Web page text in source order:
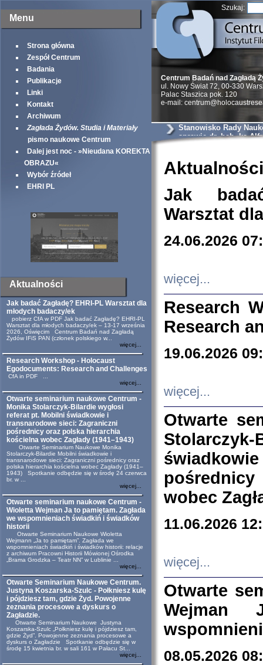
Menu
Strona główna
Zespół Centrum
Badania
Publikacje
Linki
Kontakt
Archiwum
Zagłada Żydów. Studia i Materiały
pismo naukowe Centrum
Dalej jest noc - »Nieudana KOREKTA
OBRAZU«
Wybór źródeł
EHRI PL
Aktualności
Jak badać Zagładę? EHRI-PL Warsztat dla
młodych badaczy/ek
pobierz CfA w PDF Jak badać Zagładę? EHRI-PL
Warsztat dla młodych badaczy/ek – 13-17 września
2026, Oświęcim Centrum Badań nad Zagładą
Żydów IFiS PAN (członek polskiego w...
więcej...
Research Workshop - Holocaust
Egodocuments: Research and Challenges
CfA in PDF ...
więcej...
Otwarte seminarium naukowe Centrum -
Monika Stolarczyk-Bilardie wygłosi
referat pt. Mobilni świadkowie i
transnarodowe sieci: Zagraniczni
pośrednicy oraz polska hierarchia
kościelna wobec Zagłady (1941–1943)
Otwarte Seminarium Naukowe Monika
Stolarczyk-Bilardie Mobilni świadkowie i
transnarodowe sieci: Zagraniczni pośrednicy oraz
polska hierarchia kościelna wobec Zagłady (1941–
1943) Spotkanie odbędzie się w środę 24 czerwca
br. w ...
więcej...
Otwarte seminarium naukowe Centrum -
Wioletta Wejman Ja to pamiętam. Zagłada
we wspomnieniach świadkiń i świadków
historii
Otwarte Seminarium Naukowe Wioletta
Wejmann „Ja to pamiętam”. Zagłada we
wspomnieniach świadkiń i świadków historii: relacje
z archiwum Pracowni Historii Mówionej Ośrodka
„Brama Grodzka – Teatr NN” w Lublinie ...
więcej...
Otwarte Seminarium Naukowe Centrum.
Justyna Koszarska-Szulc - Połkniesz kulę
i pójdziesz tam, gdzie Żyd. Powojenne
zeznania procesowe a dyskurs o
Zagładzie.
Otwarte Seminarium Naukowe Justyna
Koszarska-Szulc „Połkniesz kulę i pójdziesz tam,
gdzie Żyd”. Powojenne zeznania procesowe a
dyskurs o Zagładzie Spotkanie odbędzie się w
środę 15 kwietnia br. w sali 161 w Pałacu St...
więcej...
Szukaj:
Centrum Badań nad Zagładą
ul. Nowy Świat 72, 00-330
Palac Staszica pok. 120
e-mail:
Stanowisko Rady
sprawie dr. hab. ks
Aktualności
Jak
Warsztat
24.06.2026
więcej...
Research
Research
19.06.2026
więcej...
Otwarte
wobec
11.06.2026
więcej...
Otwarte
Wejman
08.05.2026